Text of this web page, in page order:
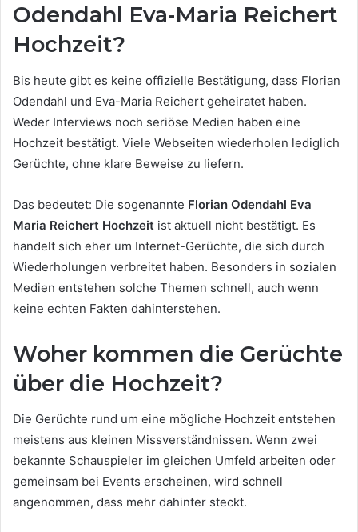
Odendahl Eva-Maria Reichert
Hochzeit?
Bis heute gibt es keine offizielle Bestätigung, dass Florian
Odendahl und Eva-Maria Reichert geheiratet haben.
Weder Interviews noch seriöse Medien haben eine
Hochzeit bestätigt. Viele Webseiten wiederholen lediglich
Gerüchte, ohne klare Beweise zu liefern.
Das bedeutet: Die sogenannte Florian Odendahl Eva
Maria Reichert Hochzeit ist aktuell nicht bestätigt. Es
handelt sich eher um Internet-Gerüchte, die sich durch
Wiederholungen verbreitet haben. Besonders in sozialen
Medien entstehen solche Themen schnell, auch wenn
keine echten Fakten dahinterstehen.
Woher kommen die Gerüchte
über die Hochzeit?
Die Gerüchte rund um eine mögliche Hochzeit entstehen
meistens aus kleinen Missverständnissen. Wenn zwei
bekannte Schauspieler im gleichen Umfeld arbeiten oder
gemeinsam bei Events erscheinen, wird schnell
angenommen, dass mehr dahinter steckt.